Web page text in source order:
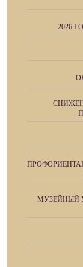
2026
МУЗЕЙНЫЙ